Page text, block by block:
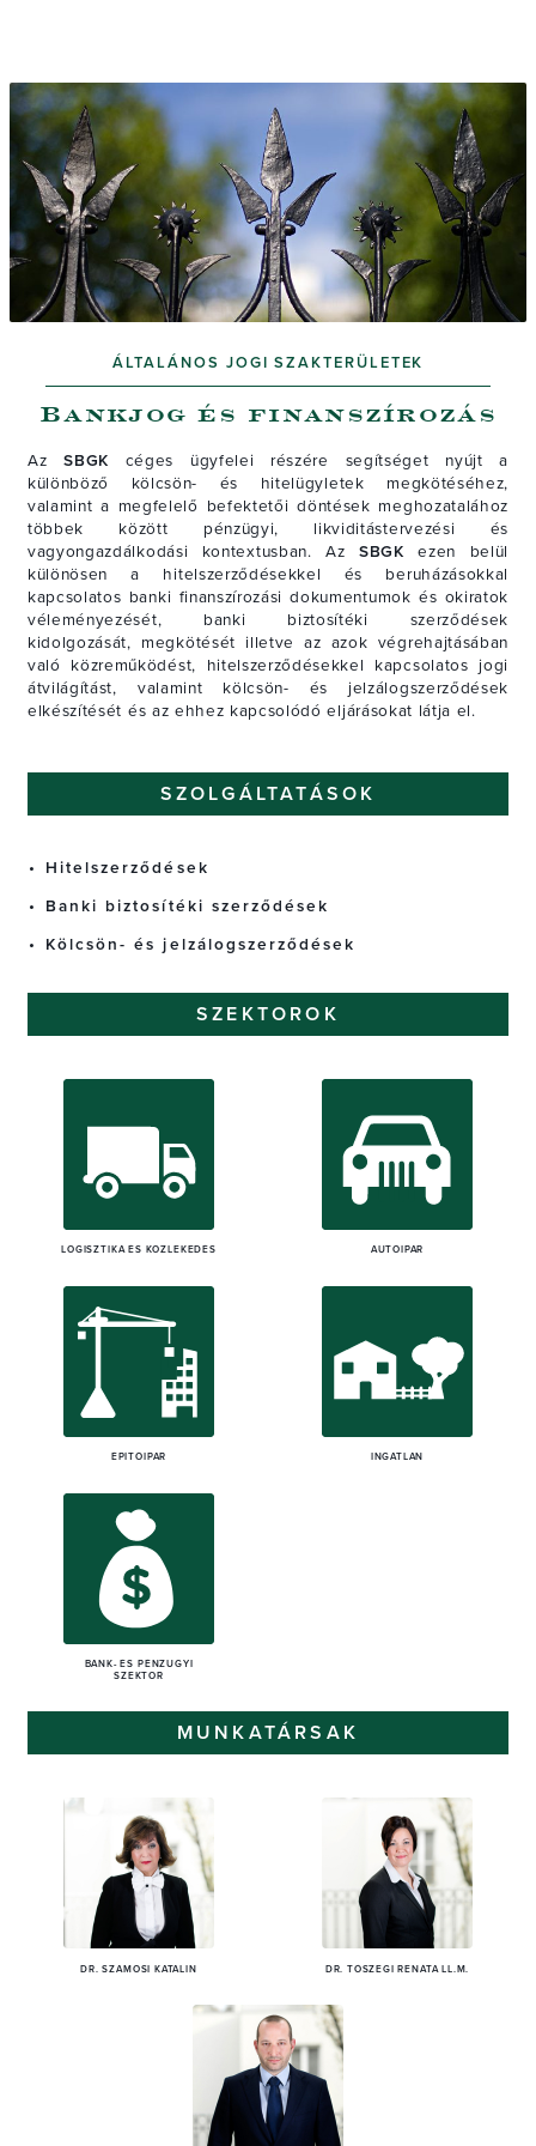
ÁLTALÁNOS JOGI SZAKTERÜLETEK
Bankjog és finanszírozás
AzSBGK céges ügyfelei részére segítséget nyújt a
különböző kölcsön- és hitelügyletek megkötéséhez,
valamint a megfelelő befektetői döntések meghozatalához
többek között pénzügyi, likviditástervezési és
vagyongazdálkodási kontextusban. AzSBGK ezen belül
különösen a hitelszerződésekkel és beruházásokkal
kapcsolatos banki finanszírozási dokumentumok és okiratok
véleményezését, banki biztosítéki szerződések
kidolgozását, megkötését illetve az azok végrehajtásában
való közreműködést, hitelszerződésekkel kapcsolatos jogi
átvilágítást, valamint kölcsön- és jelzálogszerződések
elkészítését és az ehhez kapcsolódó eljárásokat látja el.
SZOLGÁLTATÁSOK
Hitelszerződések
Banki biztosítéki szerződések
Kölcsön- és jelzálogszerződések
SZEKTOROK
LOGISZTIKA ÉS KÖZLEKEDÉS AUTÓIPAR
ÉPÍTŐIPAR INGATLAN
BANK- ÉS PÉNZÜGYI
SZEKTOR
MUNKATÁRSAK
DR. SZAMOSI KATALIN DR. TÓSZEGI RENÁTA LL.M.